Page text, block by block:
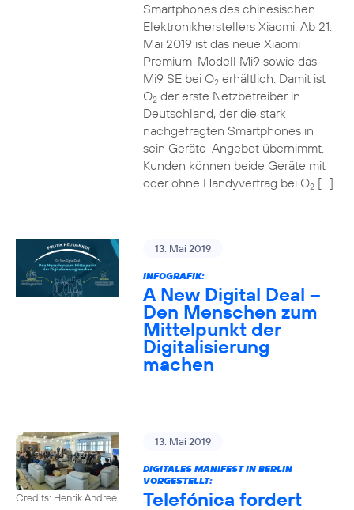
Smartphones des chinesischen
Elektronikherstellers Xiaomi. Ab 21.
Mai 2019 ist das neue Xiaomi
Premium-Modell Mi9 sowie das
Mi9 SE bei O2erhältlich. Damit ist
O2der erste Netzbetreiber in
Deutschland, der die stark
nachgefragten Smartphones in
sein Geräte-Angebot übernimmt.
Kunden können beide Geräte mit
oder ohne Handyvertrag bei O2[…]
13. Mai 2019
INFOGRAFIK:
A New Digital Deal –
Den Menschen zum
Mittelpunkt der
Digitalisierung
machen
Credits: Henrik Andree
13. Mai 2019
DIGITALES MANIFEST IN BERLIN
VORGESTELLT:
Telefónica fordert